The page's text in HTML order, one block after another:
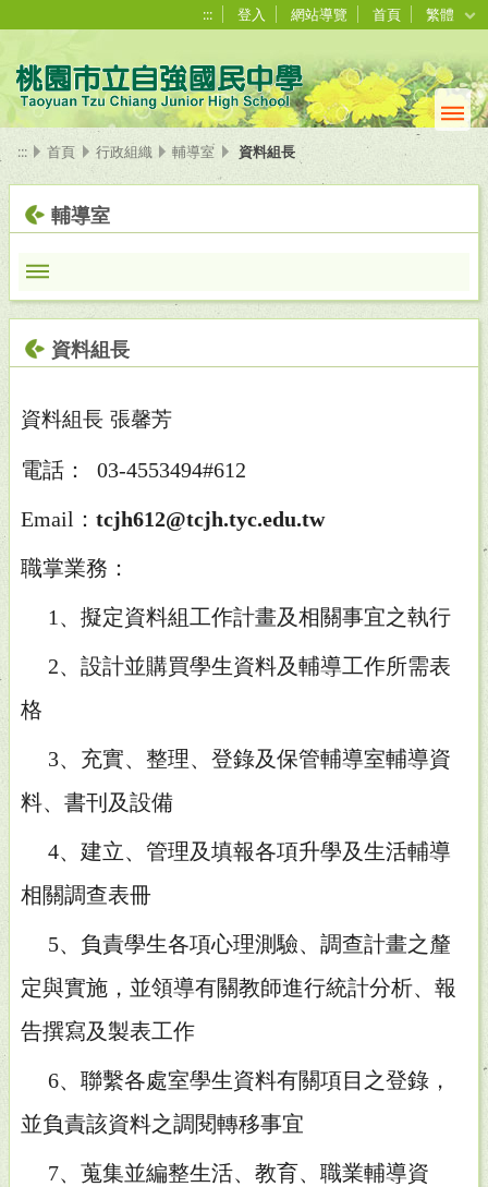
::: 登入 網站導覽 首頁 繁體
::: 首頁 行政組織 輔導室 資料組長
輔導室
資料組長
資料組長 張馨芳
電話： 03-4553494#612
Email： tcjh612@tcjh.tyc.edu.tw
職掌業務：
1、擬定資料組工作計畫及相關事宜之執行
2、設計並購買學生資料及輔導工作所需表
格
3、充實、整理、登錄及保管輔導室輔導資
料、書刊及設備
4、建立、管理及填報各項升學及生活輔導
相關調查表冊
5、負責學生各項心理測驗、調查計畫之釐
定與實施， 並領導有關教師進行統計分析、報
告撰寫及製表工作
6、聯繫各處室學生資料有關項目之登錄，
並負責該資料之調閱轉移事宜
7、蒐集並編整生活、教育、職業輔導資